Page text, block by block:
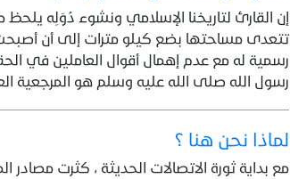
إن القارئ لتاريخنا الإسلامي ونشوء دُوَلِه
تتعدى مساحتها بضع كيلو مترات إلى أن أصبحت
رسمية له مع عدم إهمال أقوال العاملين في
رسول الله صلى الله عليه وسلم هو المرجعية
لماذا نحن هنا ؟
مع بداية ثورة الاتصالات الحديثة ، كثرت